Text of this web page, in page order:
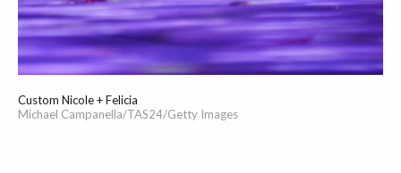
Custom Nicole + Felicia
Michael Campanella/TAS24/Getty Images